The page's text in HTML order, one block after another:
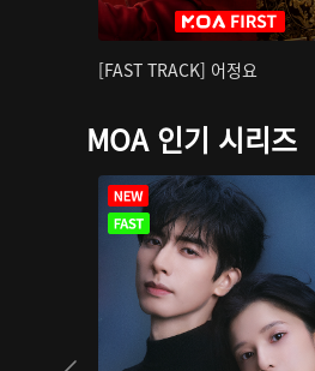
[FAST TRACK] 어정요
MOA 인기 시리즈